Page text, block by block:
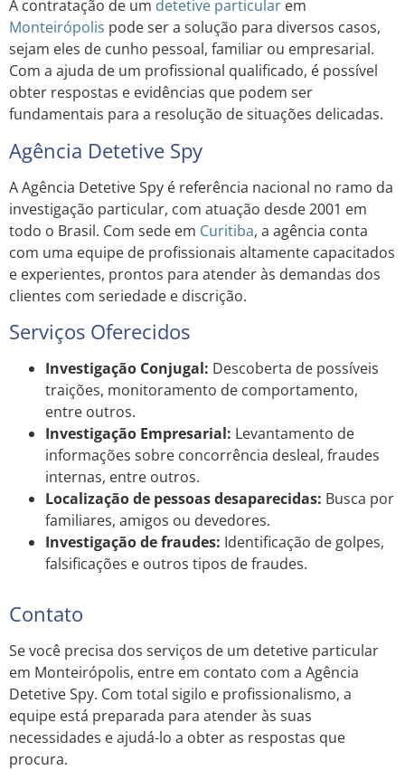
A contratação de um detetive particular em
Monteirópolis pode ser a solução para diversos casos,
sejam eles de cunho pessoal, familiar ou empresarial.
Com a ajuda de um profissional qualificado, é possível
obter respostas e evidências que podem ser
fundamentais para a resolução de situações delicadas.
Agência Detetive Spy
A Agência Detetive Spy é referência nacional no ramo da
investigação particular, com atuação desde 2001 em
todo o Brasil. Com sede em Curitiba, a agência conta
com uma equipe de profissionais altamente capacitados
e experientes, prontos para atender às demandas dos
clientes com seriedade e discrição.
Serviços Oferecidos
Investigação Conjugal: Descoberta de possíveis
traições, monitoramento de comportamento,
entre outros.
Investigação Empresarial: Levantamento de
informações sobre concorrência desleal, fraudes
internas, entre outros.
Localização de pessoas desaparecidas: Busca por
familiares, amigos ou devedores.
Investigação de fraudes: Identificação de golpes,
falsificações e outros tipos de fraudes.
Contato
Se você precisa dos serviços de um detetive particular
em Monteirópolis, entre em contato com a Agência
Detetive Spy. Com total sigilo e profissionalismo, a
equipe está preparada para atender às suas
necessidades e ajudá-lo a obter as respostas que
procura.